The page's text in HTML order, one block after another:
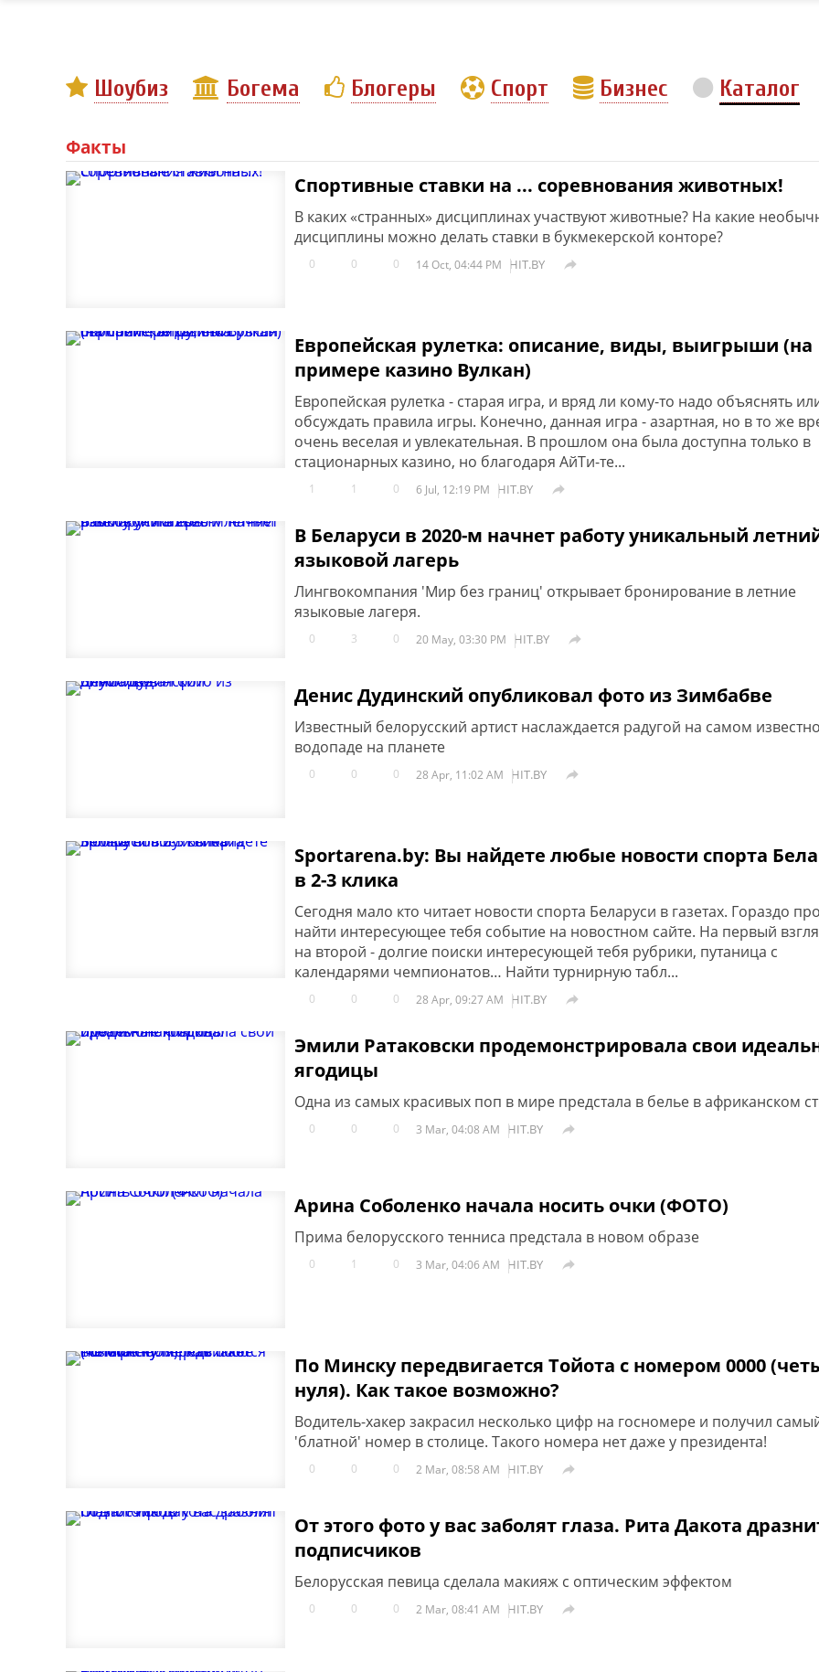
Шоубиз Богема Блогеры Спорт Бизнес Каталог
Факты
Спортивные ставки на ... соревнования животных!
В каких «странных» дисциплинах участвуют животные? На какие
дисциплины можно делать ставки в букмекерской конторе?
0 0 0 14 Oct, 04:44 PM HIT.BY 
Европейская рулетка: описание, виды, выигрыши (на
примере казино Вулкан)
Европейская рулетка - старая игра, и вряд ли кому-то надо объяснять
обсуждать правила игры. Конечно, данная игра - азартная, но в то же
очень веселая и увлекательная. В прошлом она была доступна только в
стационарных казино, но благодаря АйТи-те...
1 1 0 6 Jul, 12:19 PM HIT.BY 
В Беларуси в 2020-м начнет работу уникальный
языковой лагерь
Лингвокомпания 'Мир без границ' открывает бронирование в летние
языковые лагеря.
0 3 0 20 May, 03:30 PM HIT.BY 
Денис Дудинский опубликовал фото из Зимбабве
Известный белорусский артист наслаждается радугой на самом
водопаде на планете
0 0 0 28 Apr, 11:02 AM HIT.BY 
Sportarena.by: Вы найдете любые новости спорта
в 2-3 клика
Сегодня мало кто читает новости спорта Беларуси в газетах. Гораздо
найти интересующее тебя событие на новостном сайте. На первый
на второй - долгие поиски интересующей тебя рубрики, путаница с
календарями чемпионатов… Найти турнирную табл...
0 0 0 28 Apr, 09:27 AM HIT.BY 
Эмили Ратаковски продемонстрировала свои
ягодицы
Одна из самых красивых поп в мире предстала в белье в африканском
0 0 0 3 Mar, 04:08 AM HIT.BY 
Арина Соболенко начала носить очки (ФОТО)
Прима белорусского тенниса предстала в новом образе
0 1 0 3 Mar, 04:06 AM HIT.BY 
По Минску передвигается Тойота с номером 0000
нуля). Как такое возможно?
Водитель-хакер закрасил несколько цифр на госномере и получил
'блатной' номер в столице. Такого номера нет даже у президента!
0 0 0 2 Mar, 08:58 AM HIT.BY 
От этого фото у вас заболят глаза. Рита Дакота
подписчиков
Белорусская певица сделала макияж с оптическим эффектом
0 0 0 2 Mar, 08:41 AM HIT.BY 